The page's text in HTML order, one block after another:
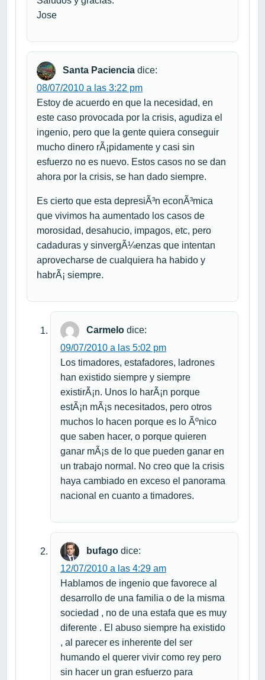
Jose
Santa Paciencia dice:
08/07/2010 a las 3:22 pm
Estoy de acuerdo en que la necesidad, en
este caso provocada por la crisis, agudiza el
ingenio, pero que la gente quiera conseguir
mucho dinero rÃ¡pidamente y casi sin
esfuerzo no es nuevo. Estos casos no se dan
ahora por la crisis, se han dado siempre.
Es cierto que esta depresiÃ³n econÃ³mica
que vivimos ha aumentado los casos de
morosidad, desahucio, impagos, etc, pero
cadaduras y sinvergÃ¼enzas que intentan
aprovecharse de cualquiera ha habido y
habrÃ¡ siempre.
Carmelo dice:
09/07/2010 a las 5:02 pm
Los timadores, estafadores, ladrones
han existido siempre y siempre
existirÃ¡n. Unos lo harÃ¡n porque
estÃ¡n mÃ¡s necesitados, pero otros
muchos lo hacen porque es lo Ãºnico
que saben hacer, o porque quieren
ganar mÃ¡s de lo que pueden ganar en
un trabajo normal. No creo que la crisis
haya cambiado en exceso el panorama
nacional en cuanto a timadores.
bufago dice:
12/07/2010 a las 4:29 am
Hablamos de ingenio que favorece al
desarrollo de una familia o de la misma
sociedad , no de una estafa que es muy
diferente . El abuso siempre ha existido
, al parecer es inherente del ser
humando el querer vivir como rey pero
sin hacer un gran esfuerzo para